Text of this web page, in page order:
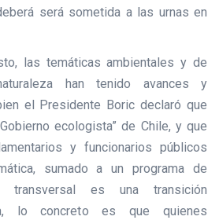
será sometida a las urnas en
las temáticas ambientales y de
han tenido avances y
el Presidente Boric declaró que
ecologista” de Chile, y que
y funcionarios públicos
sumado a un programa de
transversal es una transición
lo concreto es que quienes